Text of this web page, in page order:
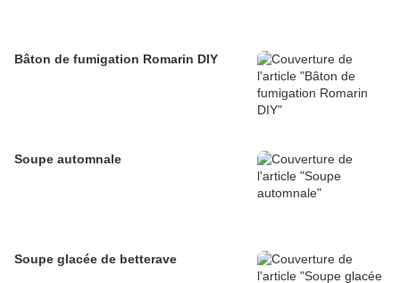
Bâton de fumigation Romarin DIY
Soupe automnale
Soupe glacée de betterave